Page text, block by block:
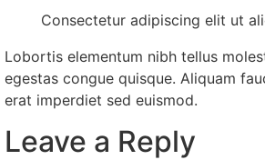
Consectetur adipiscing elit ut
Lobortis elementum nibh tellus
egestas congue quisque. Aliquam
erat imperdiet sed euismod.
Leave a Reply